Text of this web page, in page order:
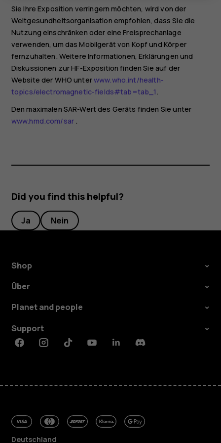
Sie Ihre Exposition verringern möchten, wird von der
Weltgesundheitsorganisation empfohlen, dass Sie die
Nutzung einschränken oder eine Freisprechanlage
verwenden, um das Mobilgerät von Kopf und Körper
fernzuhalten. Weitere Informationen, Erklärungen und
Diskussionen zur HF-Exposition finden Sie auf der
Website der WHO unterwww.who.int/health-
topics/electromagnetic-fields#tab=tab_1.
Den maximalen SAR-Wert des Geräts finden Sie unter
www.hmd.com/sar .
Did you find this helpful?
Ja Nein
Shop
Über
Planet and people
Support
FacebookInstagramTiktokYoutubeLinkedinDiscord
Deutschland